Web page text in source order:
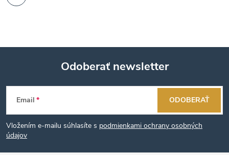
Z
á
p
Odoberať newsletter
Email
Vložením e-mailu súhlasíte s podmienkami ochrany osobných
údajov
ODOBERAŤ